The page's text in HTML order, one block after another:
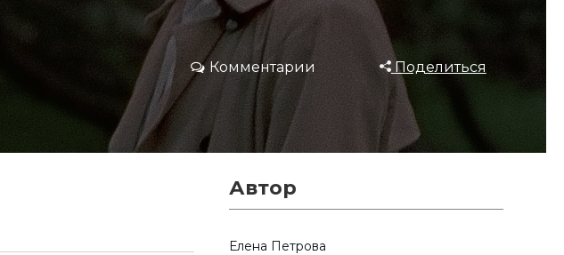
Комментарии Поделиться
Автор
Елена Петрова